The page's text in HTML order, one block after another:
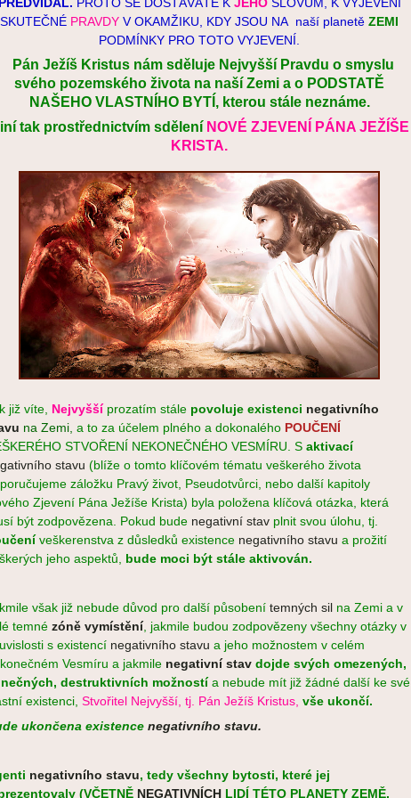
SKUTEČNÉ PRAVDY V OKAMŽIKU, KDY JSOU NA naší planetě ZEMI
PODMÍNKY PRO TOTO VYJEVENÍ.
Pán Ježíš Kristus nám sděluje Nejvyšší Pravdu o smyslu
svého pozemského života na naší Zemi a o PODSTATĚ
NAŠEHO VLASTNÍHO BYTÍ, kterou stále neznáme.
tak prostřednictvím sdělení NOVÉ ZJEVENÍ PÁNA JEŽÍŠE
KRISTA.
již víte, Nejvyšší prozatím stále povoluje existenci negativního
na Zemi, a to za účelem plného a dokonalého POUČENÍ
STVOŘENÍ NEKONEČNÉHO VESMÍRU. S aktivací
stavu (blíže o tomto klíčovém tématu veškerého života
záložku Pravý život, Pseudotvůrci, nebo další kapitoly
Zjevení Pána Ježíše Krista) byla položena klíčová otázka, která
být zodpovězena. Pokud bude negativní stav plnit svou úlohu, tj.
veškerenstva z důsledků existence negativního stavu a prožití
jeho aspektů, bude moci být stále aktivován.
však již nebude důvod pro další působení temných sil na Zemi a v
temné zóně vymístění, jakmile budou zodpovězeny všechny otázky v
s existencí negativního stavu a jeho možnostem v celém
Vesmíru a jakmile negativní stav dojde svých omezených,
destruktivních možnostía nebude mít již žádné další ke své
existenci, Stvořitel Nejvyšší, tj. Pán Ježíš Kristus, vše ukončí.
ukončena existence negativního stavu.
negativního stavu, tedy všechny bytosti, které jej
(VČETNĚ NEGATIVNÍCH LIDÍ TÉTO PLANETY ZEMĚ,